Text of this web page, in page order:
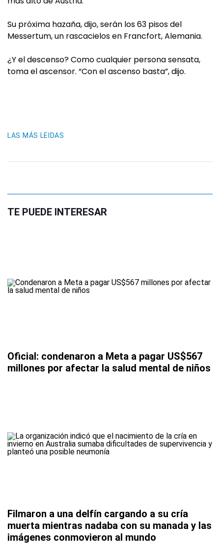
Su próxima hazaña, dijo, serán los 63 pisos del
Messertum, un rascacielos en Francfort, Alemania.
¿Y el descenso? Como cualquier persona sensata,
toma el ascensor. “Con el ascenso basta”, dijo.
LAS MÁS LEIDAS
TE PUEDE INTERESAR
Oficial: condenaron a Meta a pagar US$567
millones por afectar la salud mental de niños
Filmaron a una delfín cargando a su cría
muerta mientras nadaba con su manada y las
imágenes conmovieron al mundo